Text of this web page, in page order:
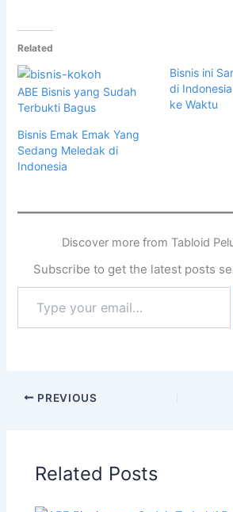
Related
ABE Bisnis yang Sudah
Terbukti Bagus
Bisnis ini
di
ke Waktu
Bisnis Emak Emak Yang
Sedang Meledak di
Indonesia
Discover more from Tabloid
Subscribe to get the latest posts
PREVIOUS
Related Posts